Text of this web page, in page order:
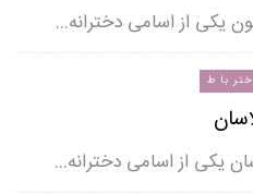
یکی از اسامی دخترانه…
با ط
یکی از اسامی دخترانه…